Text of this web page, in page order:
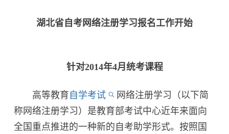
湖北省自考网络注册学习报名工作开始
针对2014年4月统考课程
高等教育 自学考试
网络注册学习（以下简
称网络注册学习）是教育部考试中心近年来面向
全国重点推进的一种新的自考助学形式。按照国